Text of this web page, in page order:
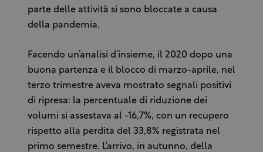
parte delle attività si sono bloccate a causa
della pandemia.
Facendo un’analisi d’insieme, il 2020 dopo una
buona partenza e il blocco di marzo-aprile, nel
terzo trimestre aveva mostrato segnali positivi
di ripresa: la percentuale di riduzione dei
volumi si assestava al -16,7%, con un recupero
rispetto alla perdita del 33,8% registrata nel
primo semestre. L’arrivo, in autunno, della